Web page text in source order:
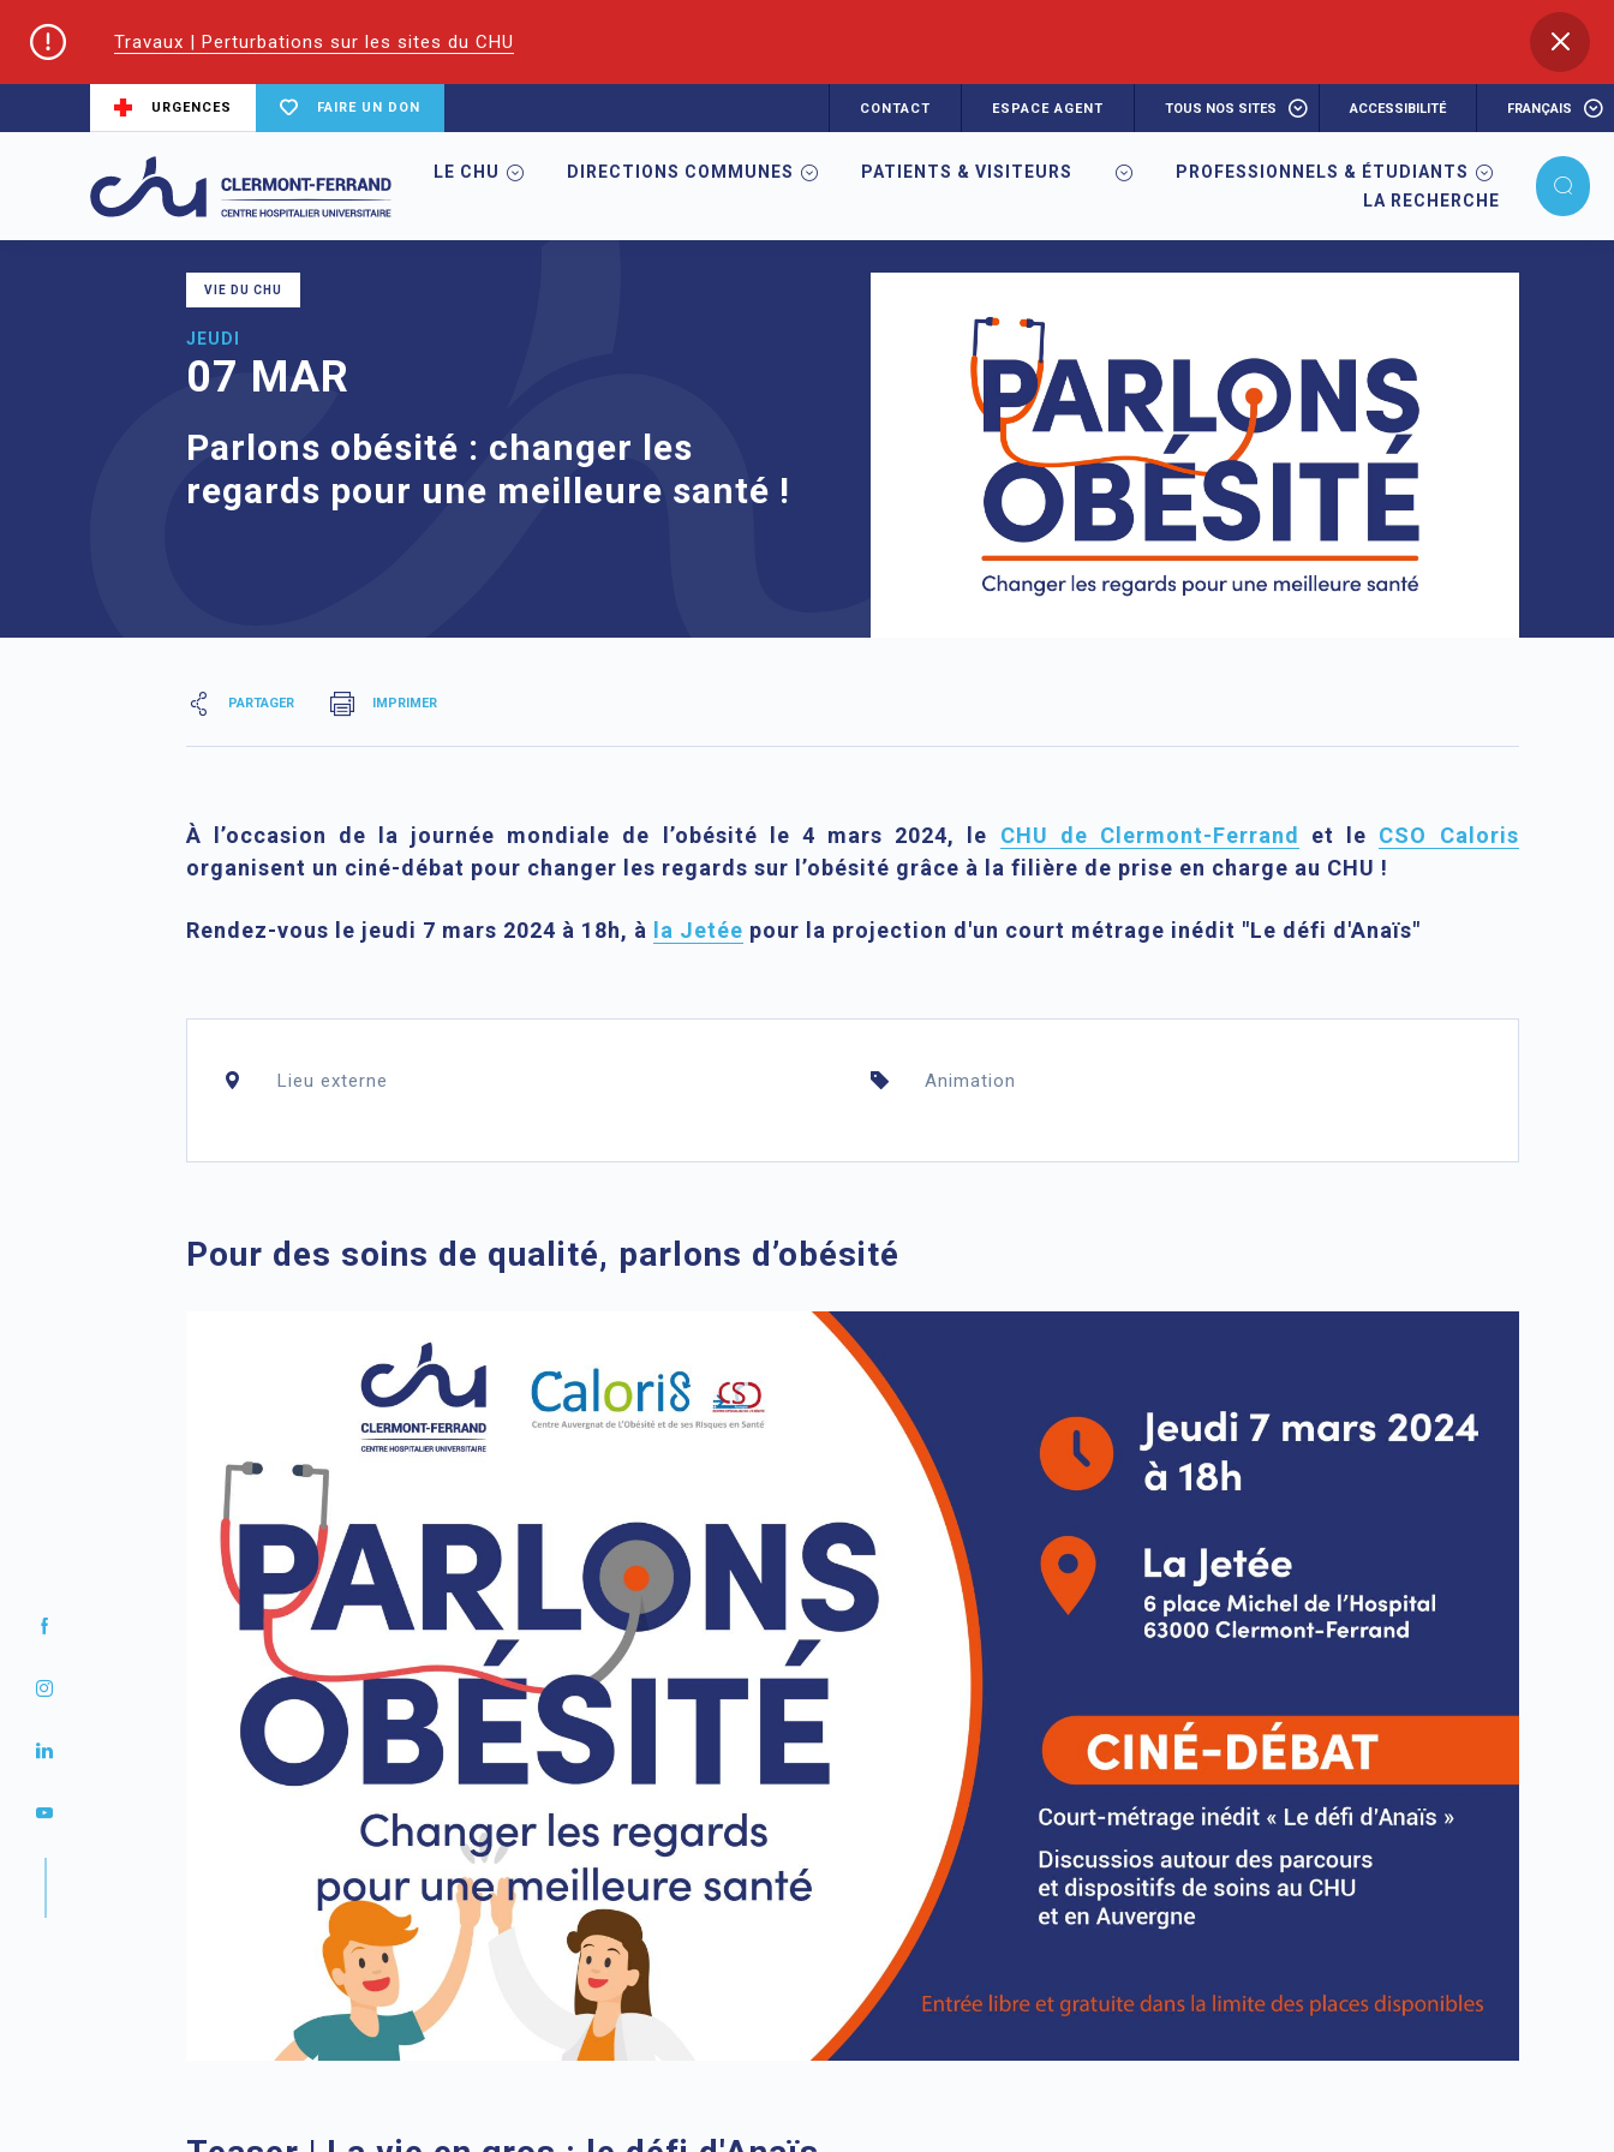
Travaux | Perturbations sur les sites du CHU
URGENCES FAIRE UN DON CONTACT ESPACE AGENT TOUS NOS SITES ACCESSIBILITÉ FRANÇAIS
LE CHU DIRECTIONS COMMUNES PATIENTS & VISITEURS
PROFESSIONNELS & ÉTUDIANTS
LA RECHERCHE
Accueil Agenda Parlons obésité : changer les regards pour une meilleure santé !
VIE DU CHU
JEUDI
07 MAR
Parlons obésité : changer les
regards pour une meilleure santé !
PARTAGER IMPRIMER
À l’occasion de la journée mondiale de l’obésité le 4 mars 2024, le CHU de Clermont-Ferrand et le CSO Caloris
organisent un ciné-débat pour changer les regards sur l’obésité grâce à la filière de prise en charge au CHU !
Rendez-vous le jeudi 7 mars 2024 à 18h, à la Jetée pour la projection d'un court métrage inédit "Le défi d'Anaïs"
Lieu externe Animation
Pour des soins de qualité, parlons d’obésité